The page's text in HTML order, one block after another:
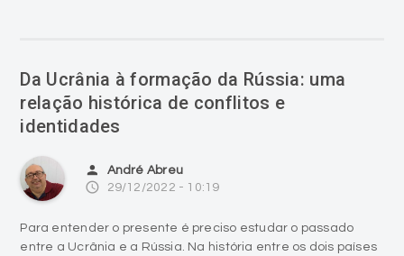
Da Ucrânia à formação da Rússia: uma
relação histórica de conflitos e
identidades
person André Abreu
access_time 29/12/2022 - 10:19
Para entender o presente é preciso estudar o passado
entre a Ucrânia e a Rússia. Na história entre os dois países